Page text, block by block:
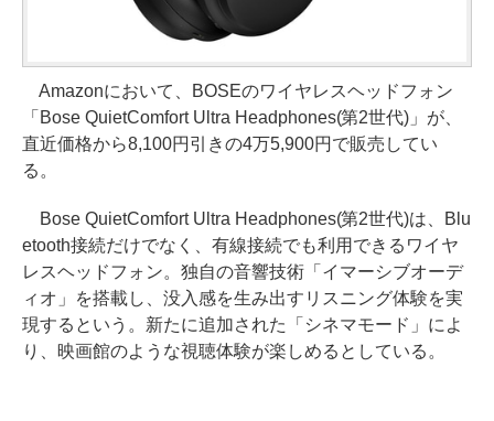
Amazonにおいて、BOSEのワイヤレスヘッドフォン
「Bose QuietComfort Ultra Headphones(第2世代)」が、
直近価格から8,100円引きの4万5,900円で販売してい
る。
Bose QuietComfort Ultra Headphones(第2世代)は、Blu
etooth接続だけでなく、有線接続でも利用できるワイヤ
レスヘッドフォン。独自の音響技術「イマーシブオーデ
ィオ」を搭載し、没入感を生み出すリスニング体験を実
現するという。新たに追加された「シネマモード」によ
り、映画館のような視聴体験が楽しめるとしている。